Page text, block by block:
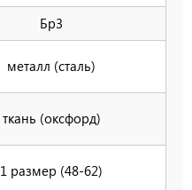
Бр3
металл (сталь)
ткань (оксфорд)
1 размер (48-62)